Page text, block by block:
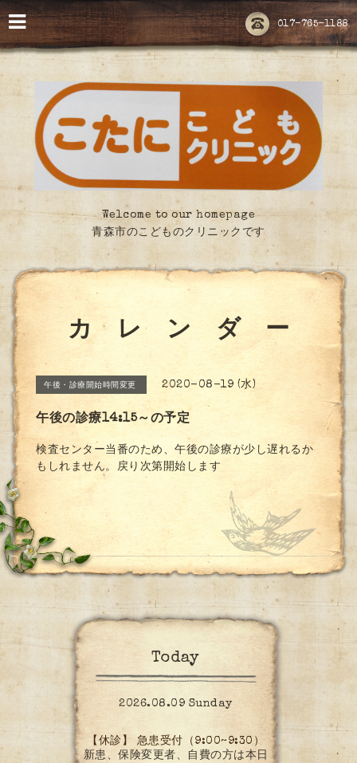
017-765-1188
Welcome to our homepage
青森市のこどものクリニックです
カ レ ン ダ ー
午後・診療開始時間変更 2020-08-19 (水)
午後の診療14:15～の予定
検査センター当番のため、午後の診療が少し遅れるか
もしれません。戻り次第開始します
Today
2026.08.09 Sunday
【休診】 急患受付（9:00~9:30）
新患、保険変更者、自費の方は本日